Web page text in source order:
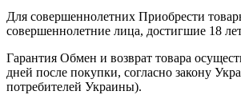
Для совершеннолетних Приобрести
совершеннолетние лица, достигшие 18
Гарантия Обмен и возврат товара
дней после покупки, согласно закону
потребителей Украины).